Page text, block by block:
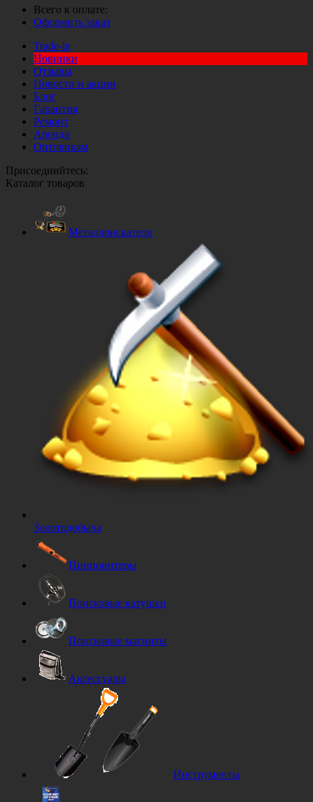
Всего к оплате:
Оформить заказ
Trade-in
Новинки
Отзывы
Новости и акции
Блог
Гарантия
Ремонт
Аренда
Оптовикам
Присоединйтесь:
Каталог товаров
Металлоискатели
Золотодобыча
Пинпоинтеры
Поисковые катушки
Поисковые магниты
Аксессуары
Инструменты